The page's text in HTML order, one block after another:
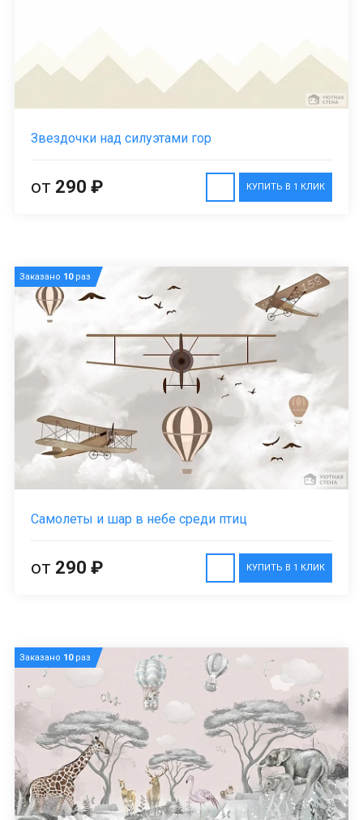
Звездочки над силуэтами гор
КУПИТЬ В 1 КЛИК
от 290 ₽
Заказано 10раз
Самолеты и шар в небе среди птиц
КУПИТЬ В 1 КЛИК
от 290 ₽
Заказано 10раз